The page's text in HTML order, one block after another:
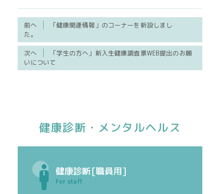
前へ
「健康関連情報」のコーナーを新設しまし
た。
次へ
「学生の方へ」新入生健康調査票WEB提出のお願
いについて
健康診断・メンタルヘルス
健康診断[職員用]
For staff